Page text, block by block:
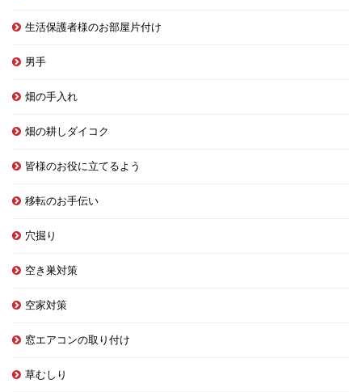
生活保護者様のお部屋片付け
男手
畑の手入れ
畑の耕しダイコク
皆様のお役に立てるよう
移転のお手伝い
穴掘り
空き巣対策
空家対策
窓エアコンの取り付け
草むしり